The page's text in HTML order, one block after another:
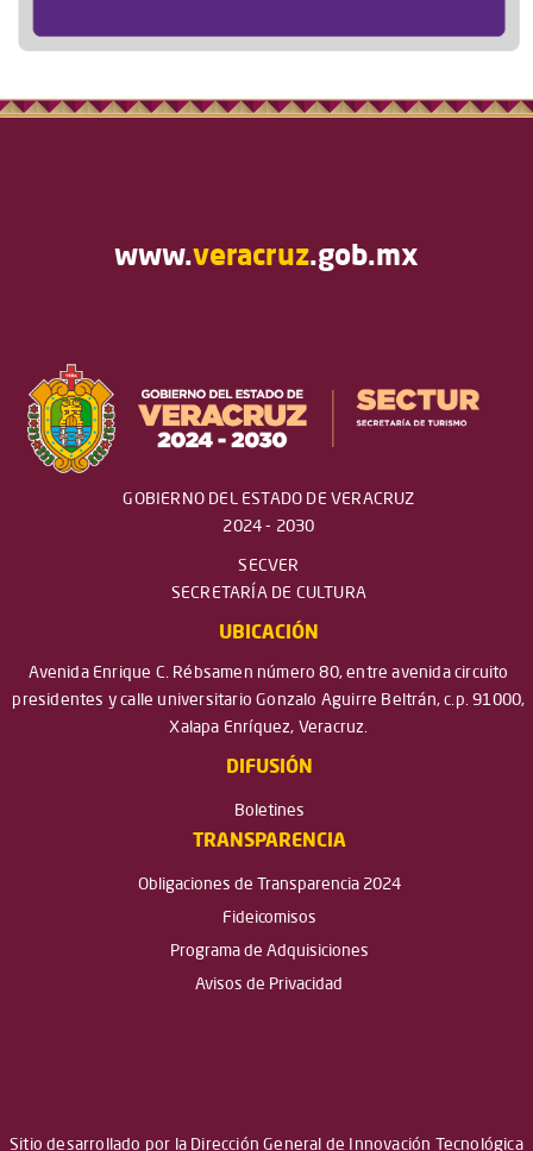
www.veracruz.gob.mx
GOBIERNO DEL ESTADO DE VERACRUZ
2024 - 2030
SECVER
SECRETARÍA DE CULTURA
UBICACIÓN
Avenida Enrique C. Rébsamen número 80, entre avenida circuito
presidentes y calle universitario Gonzalo Aguirre Beltrán, c.p. 91000,
Xalapa Enríquez, Veracruz.
DIFUSIÓN
Boletines
TRANSPARENCIA
Obligaciones de Transparencia 2024
Fideicomisos
Programa de Adquisiciones
Avisos de Privacidad
Sitio desarrollado por la Dirección General de Innovación Tecnológica